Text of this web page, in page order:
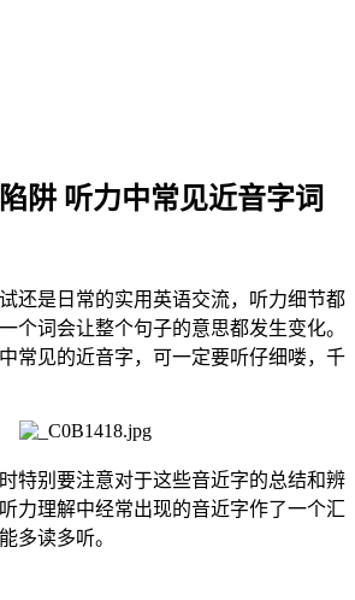
阱 听力中常见近音字词
还是日常的实用英语交流，听力细节都
个词会让整个句子的意思都发生变化。
常见的近音字，可一定要听仔细喽，千
特别要注意对于这些音近字的总结和辨
力理解中经常出现的音近字作了一个汇
多读多听。